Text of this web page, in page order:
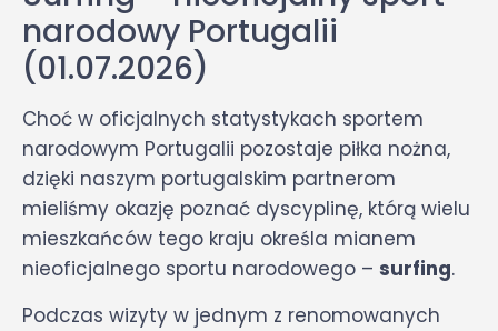
narodowy Portugalii
(01.07.2026)
Choć w oficjalnych statystykach sportem
narodowym Portugalii pozostaje piłka nożna,
dzięki naszym portugalskim partnerom
mieliśmy okazję poznać dyscyplinę, którą wielu
mieszkańców tego kraju określa mianem
nieoficjalnego sportu narodowego – surfing.
Podczas wizyty w jednym z renomowanych